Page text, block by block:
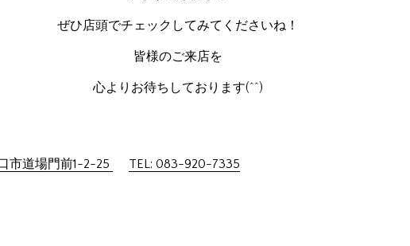
ぜひ店頭でチェックしてみてくださいね！
皆様のご来店を
心よりお待ちしております(^^)
市道場門前1-2-25 TEL: 083-920-7335